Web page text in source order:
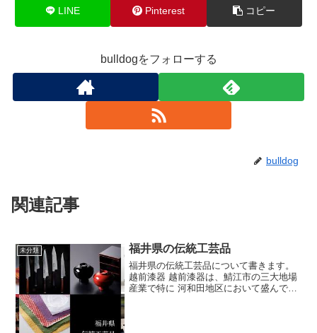
LINE Pinterest コピー
bulldogをフォローする
bulldog
関連記事
未分類 福井県の伝統工芸品
福井県の伝統工芸品について書きます。
越前漆器 越前漆器は、鯖江市の三大地場
産業で特に 河和田地区において盛んで